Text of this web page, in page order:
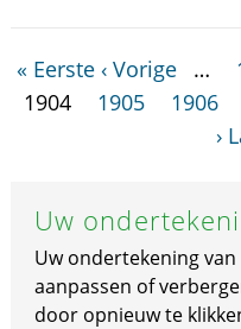
« Eerste ‹ Vorige …
1904
1905 1906
›
Uw
Uw ondertekening
aanpassen of
door opnieuw te